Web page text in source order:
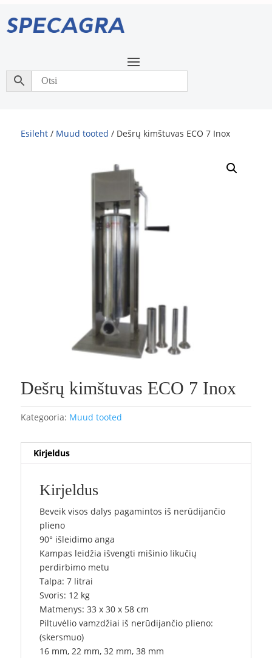
Esileht / Muud tooted / Dešrų kimštuvas ECO 7 Inox
Dešrų kimštuvas ECO 7 Inox
Kategooria: Muud tooted
Kirjeldus
Kirjeldus
Beveik visos dalys pagamintos iš nerūdijančio
plieno
90° išleidimo anga
Kampas leidžia išvengti mišinio likučių
perdirbimo metu
Talpa: 7 litrai
Svoris: 12 kg
Matmenys: 33 x 30 x 58 cm
Piltuvėlio vamzdžiai iš nerūdijančio plieno:
(skersmuo)
16 mm, 22 mm, 32 mm, 38 mm